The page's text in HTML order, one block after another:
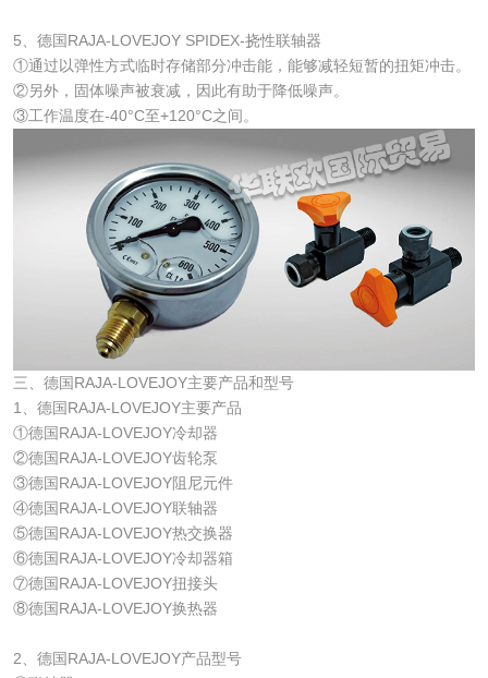
5、德国RAJA-LOVEJOY SPIDEX-挠性联轴器
①通过以弹性方式临时存储部分冲击能，能够减轻短暂的扭矩冲击。
②另外，固体噪声被衰减，因此有助于降低噪声。
③工作温度在-40°C至+120°C之间。
三、德国RAJA-LOVEJOY主要产品和型号
1、德国RAJA-LOVEJOY主要产品
①德国RAJA-LOVEJOY冷却器
②德国RAJA-LOVEJOY齿轮泵
③德国RAJA-LOVEJOY阻尼元件
④德国RAJA-LOVEJOY联轴器
⑤德国RAJA-LOVEJOY热交换器
⑥德国RAJA-LOVEJOY冷却器箱
⑦德国RAJA-LOVEJOY扭接头
⑧德国RAJA-LOVEJOY换热器
2、德国RAJA-LOVEJOY产品型号